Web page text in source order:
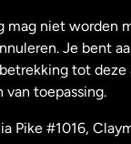
Nieuw-
mag niet worden
Je bent
tot deze
van toepassing.
Pike #1016,